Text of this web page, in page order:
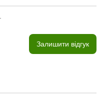
Залишити відгук